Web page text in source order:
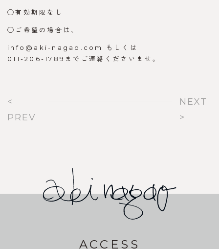
◯有効期限なし
◯ご希望の場合は、
info@aki-nagao.com もしくは
011-206-1789までご連絡くださいませ。
<
PREV
NEXT
>
ACCESS